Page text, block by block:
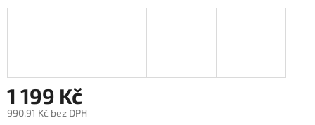
1 199 Kč
990,91 Kč bez DPH